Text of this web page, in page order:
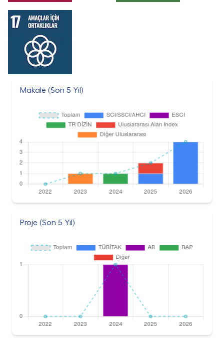
Makale (Son 5 Yıl)
Proje (Son 5 Yıl)